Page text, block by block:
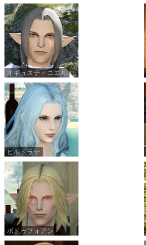
オギュスティニエル
ヒルドラナ
ボドゥフォアン